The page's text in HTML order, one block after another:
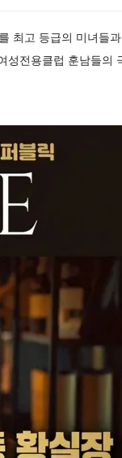
최고 등급의 미녀들
전용클럽 훈남들의